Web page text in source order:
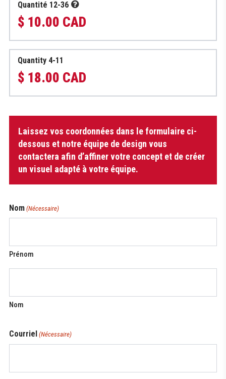
Quantité 12-36
$ 10.00 CAD
Quantity 4-11
$ 18.00 CAD
Serviette
patin
Serviette
sport
Laissez vos coordonnées dans le formulaire ci-
dessous et notre équipe de design vous
contactera afin d’affiner votre concept et de créer
un visuel adapté à votre équipe.
Nom (Nécessaire)
Prénom
Nom
Courriel (Nécessaire)